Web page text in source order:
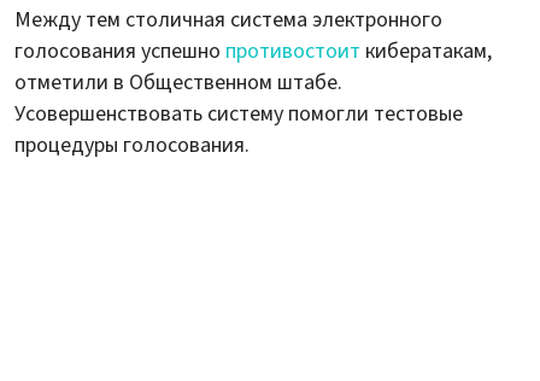
Между тем столичная система электронного
голосования успешно противостоит кибератакам,
отметили в Общественном штабе.
Усовершенствовать систему помогли тестовые
процедуры голосования.